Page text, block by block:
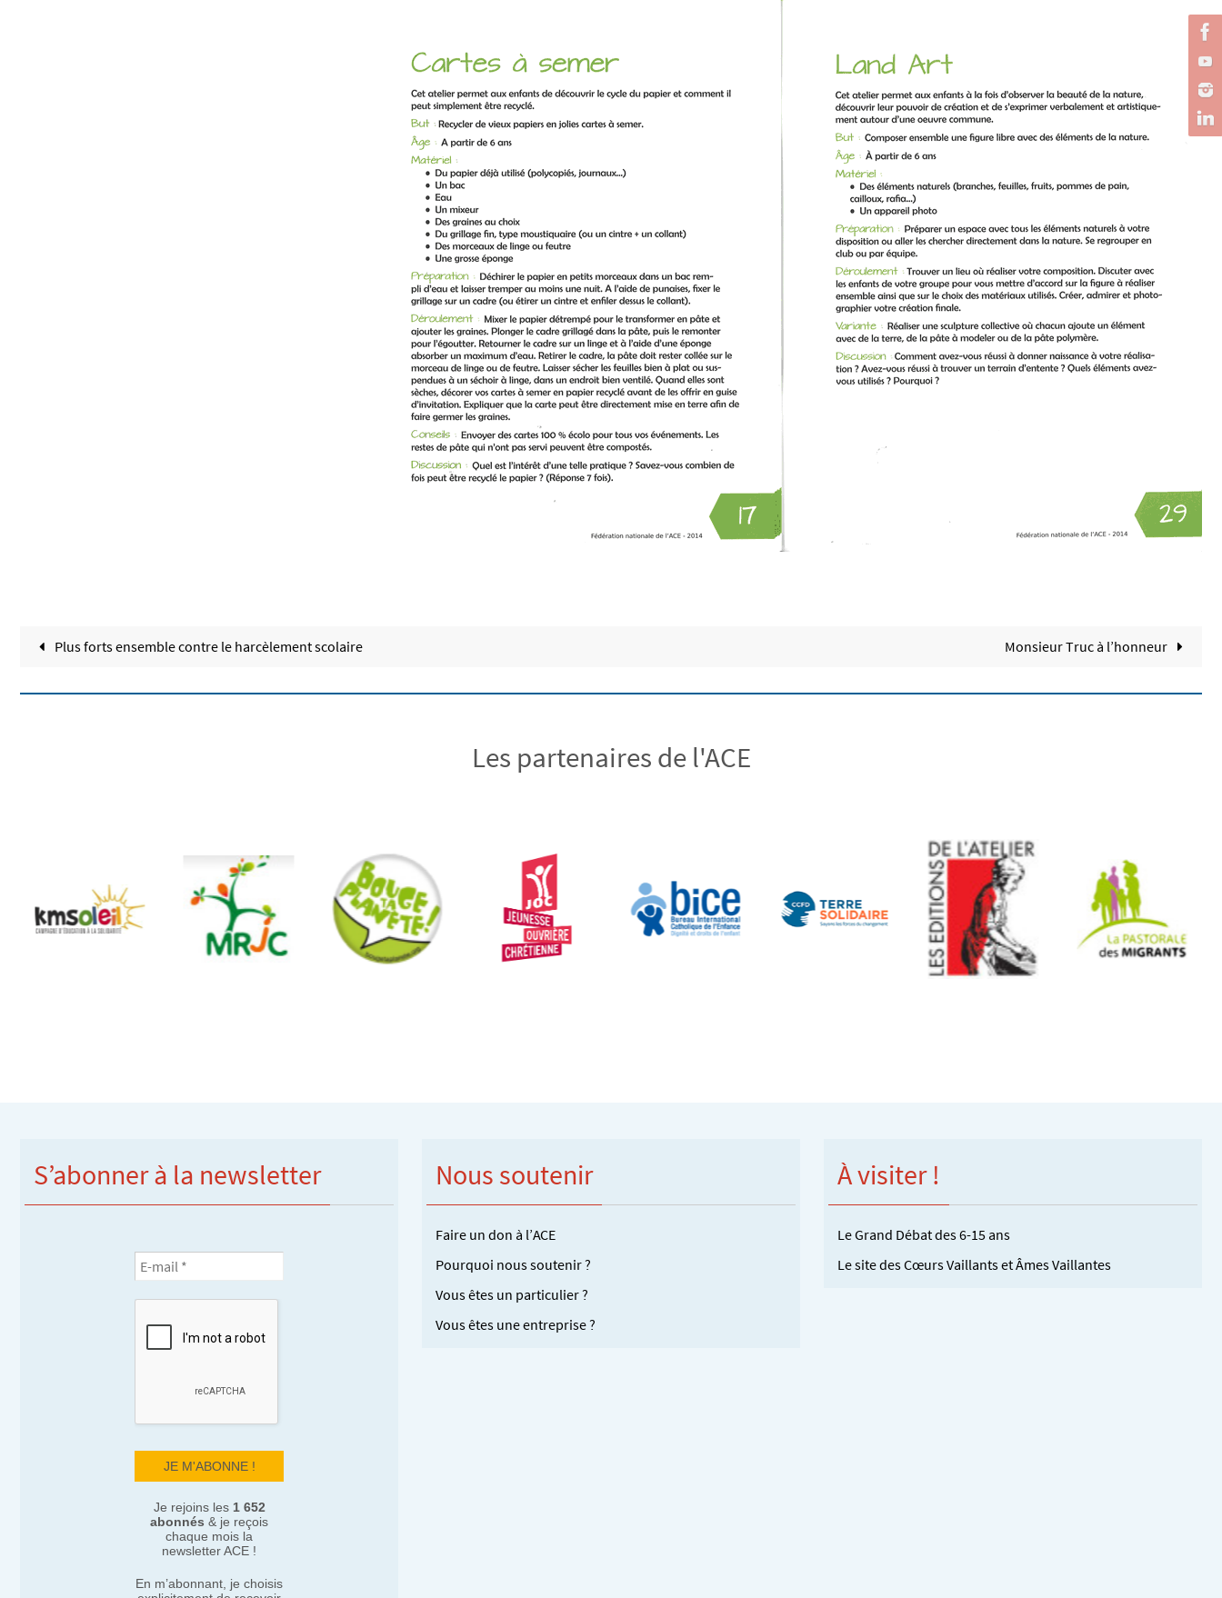
Plus forts ensemble contre le harcèlement scolaire Monsieur Truc à l’honneur
Les partenaires de l'ACE
S’abonner à la newsletter
Je rejoins les 1 652
abonnés & je reçois
chaque mois la
newsletter ACE !
En m’abonnant, je choisis
Nous soutenir
Faire un don à l’ACE
Pourquoi nous soutenir ?
Vous êtes un particulier ?
Vous êtes une entreprise ?
À visiter !
Le Grand Débat des 6-15 ans
Le site des Cœurs Vaillants et Âmes Vaillantes